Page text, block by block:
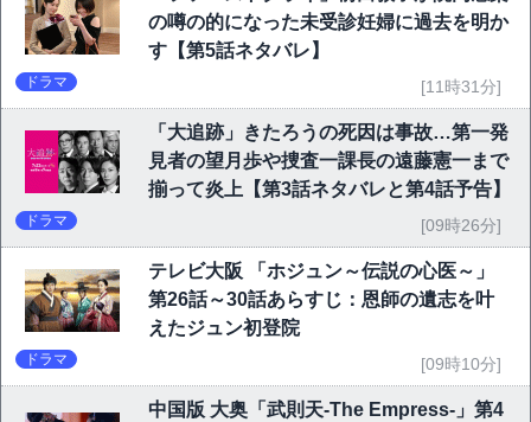
の噂の的になった未受診妊婦に過去を明か
す【第5話ネタバレ】
ドラマ [11時31分]
「大追跡」きたろうの死因は事故…第一発
見者の望月歩や捜査一課長の遠藤憲一まで
揃って炎上【第3話ネタバレと第4話予告】
ドラマ [09時26分]
テレビ大阪 「ホジュン～伝説の心医～」
第26話～30話あらすじ：恩師の遺志を叶
えたジュン初登院
ドラマ [09時10分]
中国版 大奥「武則天-The Empress-」第4